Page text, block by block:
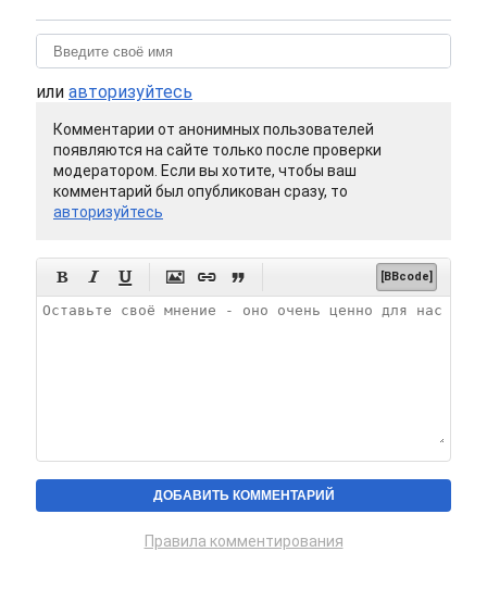
или авторизуйтесь
Комментарии от анонимных пользователей
появляются на сайте только после проверки
модератором. Если вы хотите, чтобы ваш
комментарий был опубликован сразу, то
авторизуйтесь
      [BBcode]
Правила комментирования